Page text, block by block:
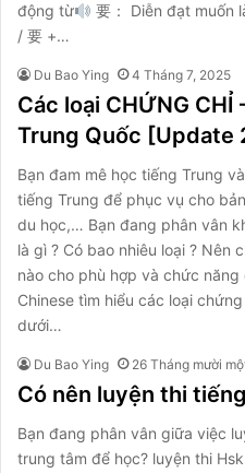
động từ
要： Diễn đạt muốn
/ 要 +…
Du Bao Ying 4 Tháng 7, 2025
Các loại CHỨNG CHỈ
Trung Quốc [Update
Bạn đam mê học tiếng Trung
tiếng Trung để phục vụ cho
du học,… Bạn đang phân vân
là gì ? Có bao nhiêu loại ? Nên
nào cho phù hợp và chức
Chinese tìm hiểu các loại
dưới…
Du Bao Ying 26 Tháng mười
Có nên luyện thi
Bạn đang phân vân giữa việc
trung tâm để học? luyện thi